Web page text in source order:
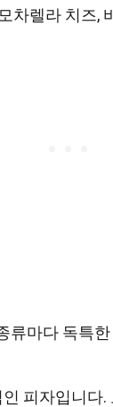
차렐라 치즈,
류마다 독특
피자입니다